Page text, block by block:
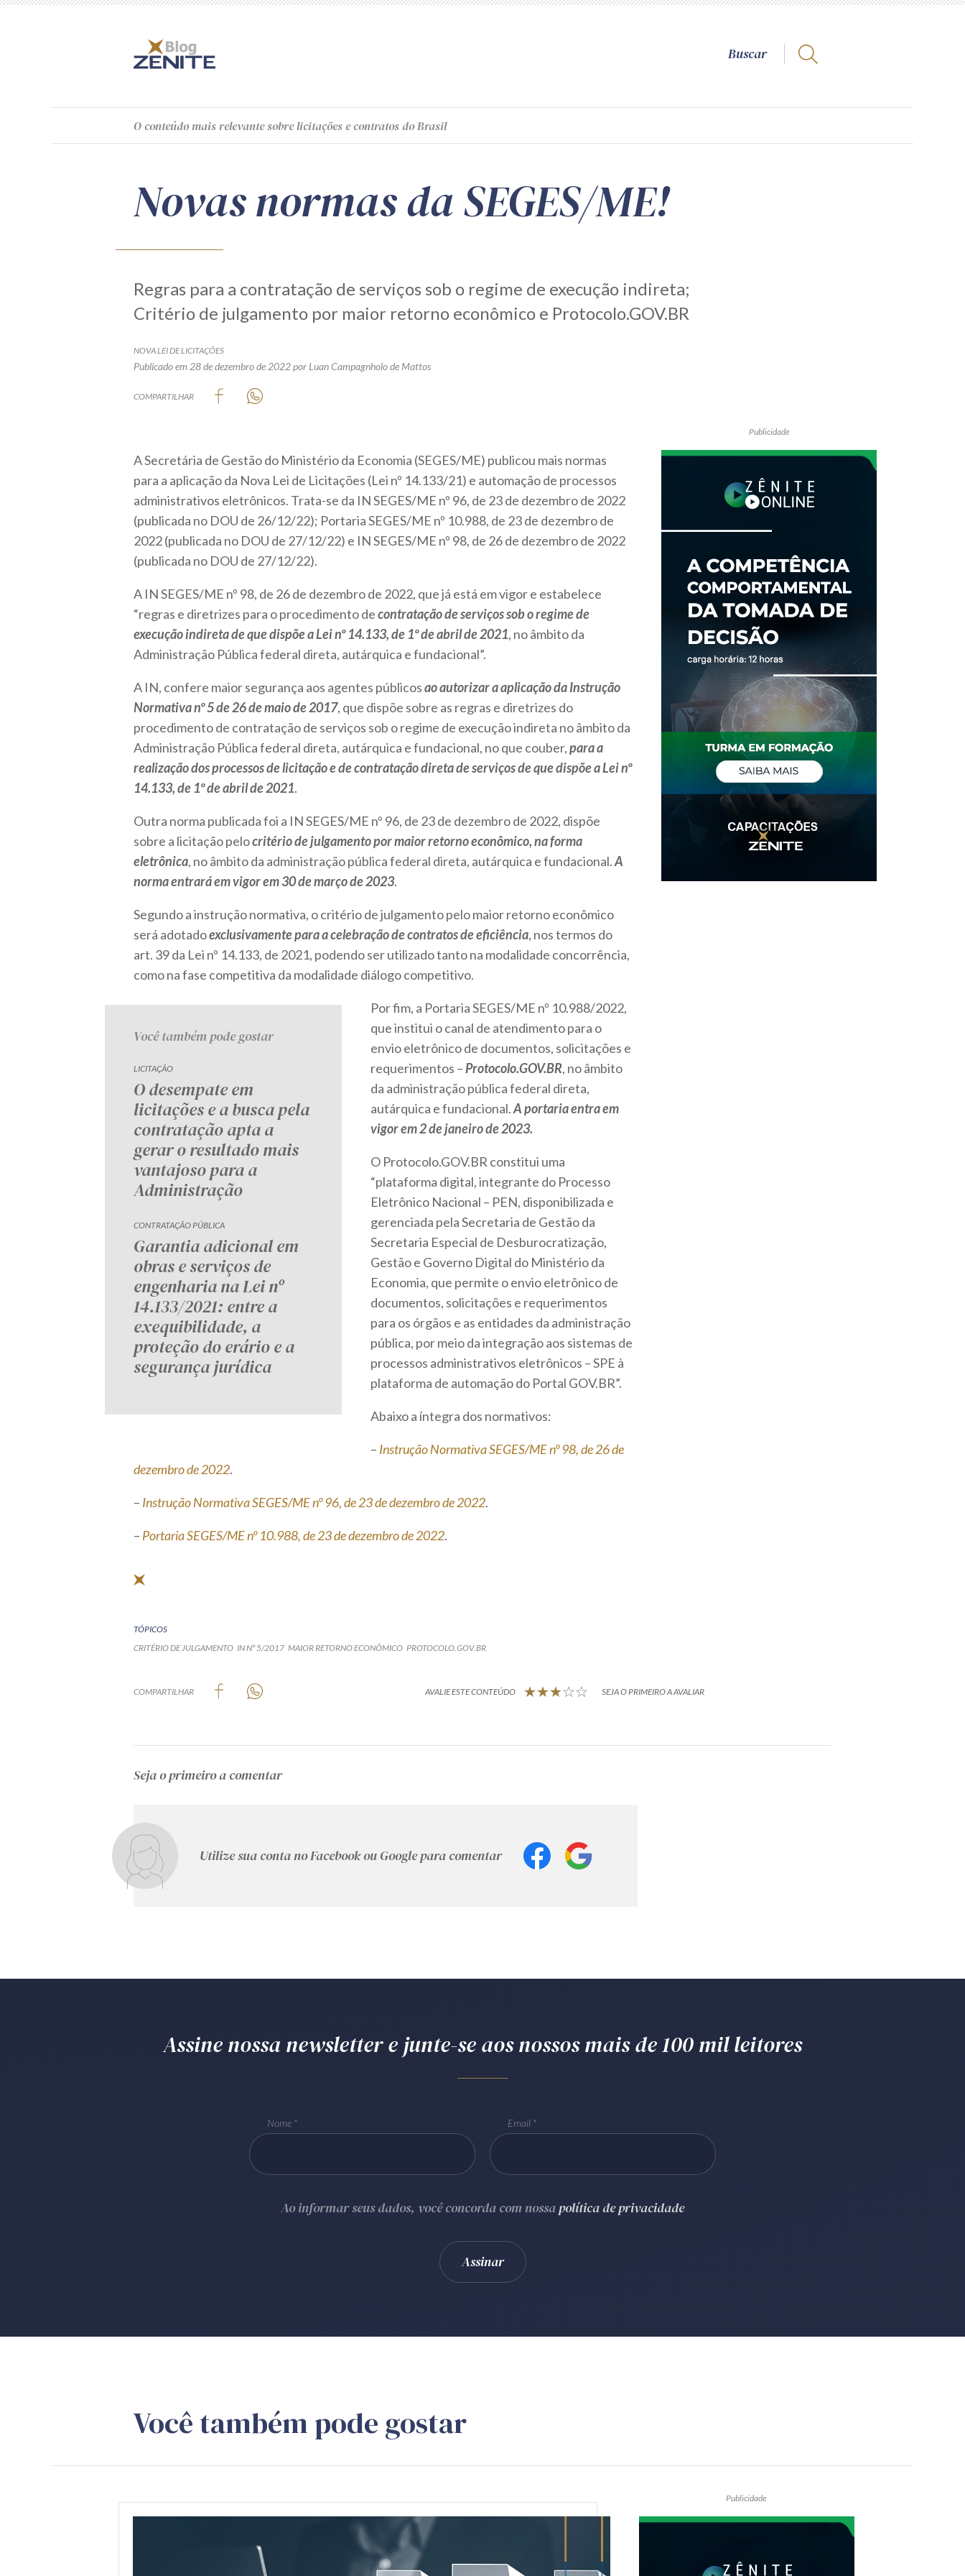
O conteúdomais relevante sobre licitações e contratos do Brasil
Novas normas da SEGES/ME!
Regras para a contratação de serviços sob o regime de execução indireta;
Critério de julgamento por maior retorno econômico e Protocolo.GOV.BR
NOVA LEI DE LICITAÇÕES
Publicado em 28 de dezembro de 2022por Luan Campagnholo de Mattos
COMPARTILHAR
A Secretária de Gestão do Ministério da Economia (SEGES/ME) publicou mais normas
para a aplicação da Nova Lei de Licitações (Lei nº 14.133/21) e automação de processos
administrativos eletrônicos. Trata-se da IN SEGES/ME nº 96, de 23 de dezembro de 2022
(publicada no DOU de 26/12/22); Portaria SEGES/ME nº 10.988, de 23 de dezembro de
2022 (publicada no DOU de 27/12/22) e IN SEGES/ME nº 98, de 26 de dezembro de 2022
(publicada no DOU de 27/12/22).
A IN SEGES/ME nº 98, de 26 de dezembro de 2022, que já está em vigor e estabelece
“regras e diretrizes para o procedimento decontratação de serviços sob o regime de
execução indireta de que dispõe a Lei nº 14.133, de 1º de abril de 2021, no âmbito da
Administração Pública federal direta, autárquica e fundacional”.
A IN, confere maior segurança aos agentes públicosao autorizar a aplicação da Instrução
Normativa nº 5 de 26 de maio de 2017, que dispõe sobre as regras e diretrizes do
procedimento de contratação de serviços sob o regime de execução indireta no âmbito da
Administração Pública federal direta, autárquica e fundacional, no que couber,para a
realização dos processos de licitação e de contratação direta de serviços de que dispõe a Lei nº
14.133, de 1º de abril de 2021.
Outra norma publicada foi a IN SEGES/ME nº 96, de 23 de dezembro de 2022, dispõe
sobre a licitação pelocritério de julgamento por maior retorno econômico, na forma
eletrônica, no âmbito da administração pública federal direta, autárquica e fundacional.A
norma entrará em vigor em 30 de março de 2023.
Segundo a instrução normativa, o critério de julgamento pelo maior retorno econômico
será adotadoexclusivamente para a celebração de contratos de eficiência, nos termos do
art. 39 da Lei nº 14.133, de 2021, podendo ser utilizado tanto na modalidade concorrência,
como na fase competitiva da modalidade diálogo competitivo.
Você também pode gostar
LICITAÇÃO
O desempate em
licitações e a busca pela
contratação apta a
gerar o resultado mais
vantajoso para a
Administração
CONTRATAÇÃO PÚBLICA
Garantia adicional em
obras e serviços de
engenharia na Lei nº
14.133/2021: entre a
exequibilidade, a
proteção do erário e a
segurança jurídica
Por fim, a Portaria SEGES/ME nº 10.988/2022,
que institui o canal de atendimento para o
envio eletrônico de documentos, solicitações e
requerimentos – Protocolo.GOV.BR, no âmbito
da administração pública federal direta,
autárquica e fundacional.A portaria entra em
vigor em 2 de janeiro de 2023.
O Protocolo.GOV.BR constitui uma
“plataforma digital, integrante do Processo
Eletrônico Nacional – PEN, disponibilizada e
gerenciada pela Secretaria de Gestão da
Secretaria Especial de Desburocratização,
Gestão e Governo Digital do Ministério da
Economia, que permite o envio eletrônico de
documentos, solicitações e requerimentos
para os órgãos e as entidades da administração
pública, por meio da integração aos sistemas de
processos administrativos eletrônicos – SPE à
plataforma de automação do Portal GOV.BR”.
Abaixo a íntegra dos normativos:
– Instrução Normativa SEGES/ME nº 98, de 26 de
dezembro de 2022.
– Instrução Normativa SEGES/ME nº 96, de 23 de dezembro de 2022.
– Portaria SEGES/ME nº 10.988, de 23 de dezembro de 2022.
Publicidade
TÓPICOS
CRITÉRIO DE JULGAMENTO IN Nº 5/2017 MAIOR RETORNO ECONÔMICO PROTOCOLO.GOV.BR
COMPARTILHAR AVALIE ESTE CONTEÚDO SEJA O PRIMEIRO A AVALIAR
Seja o primeiro a comentar
Utilize sua conta no Facebook ou Google para comentar
Assine nossa newsletter e junte-se aos nossos mais de 100 mil leitores
Nome Email
Ao informar seus dados, você concorda com nossapolítica de privacidade
Você também pode gostar
Publicidade